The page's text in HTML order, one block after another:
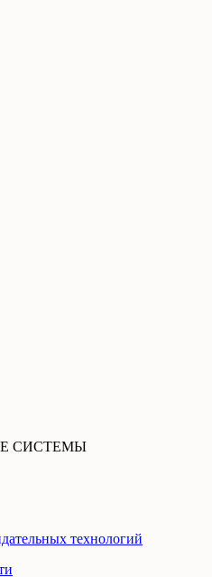
СИСТЕМЫ
технологий